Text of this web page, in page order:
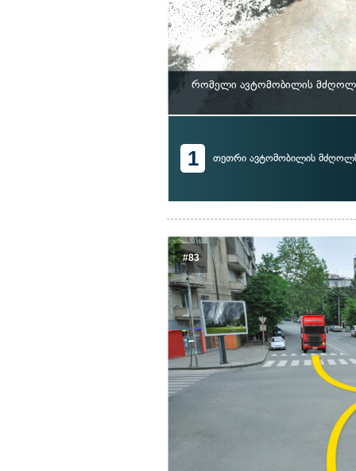
რომელი ავტომობილის მძღოლს
1 თეთრი ავტომობილის
#83